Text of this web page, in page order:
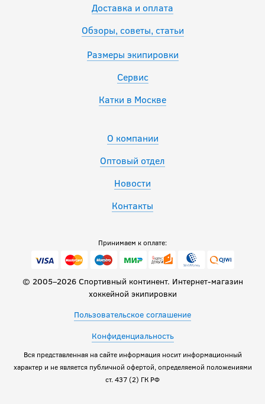
Доставка и оплата
Обзоры, советы, статьи
Размеры экипировки
Сервис
Катки в Москве
О компании
Оптовый отдел
Новости
Контакты
Принимаем к оплате:
© 2005–2026 Спортивный континент. Интернет-магазин
хоккейной экипировки
Пользовательское соглашение
Конфиденциальность
Вся представленная на сайте информация носит информационный
характер и не является публичной офертой, определяемой положениями
ст. 437 (2) ГК РФ